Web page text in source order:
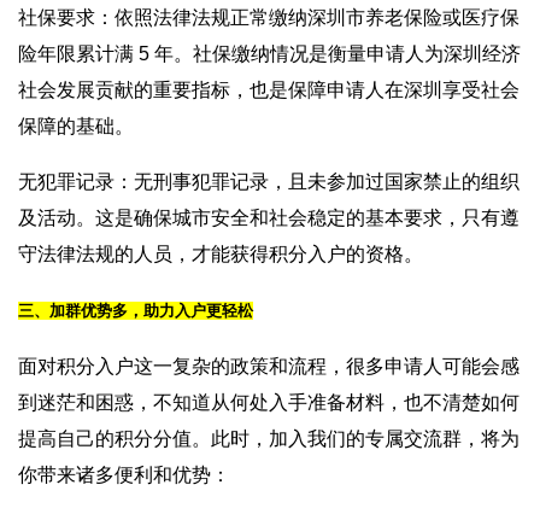
社保要求：依照法律法规正常缴纳深圳市养老保险或医疗保
险年限累计满 5 年。社保缴纳情况是衡量申请人为深圳经济
社会发展贡献的重要指标，也是保障申请人在深圳享受社会
保障的基础。
无犯罪记录：无刑事犯罪记录，且未参加过国家禁止的组织
及活动。这是确保城市安全和社会稳定的基本要求，只有遵
守法律法规的人员，才能获得积分入户的资格。
三、加群优势多，助力入户更轻松
面对积分入户这一复杂的政策和流程，很多申请人可能会感
到迷茫和困惑，不知道从何处入手准备材料，也不清楚如何
提高自己的积分分值。此时，加入我们的专属交流群，将为
你带来诸多便利和优势：